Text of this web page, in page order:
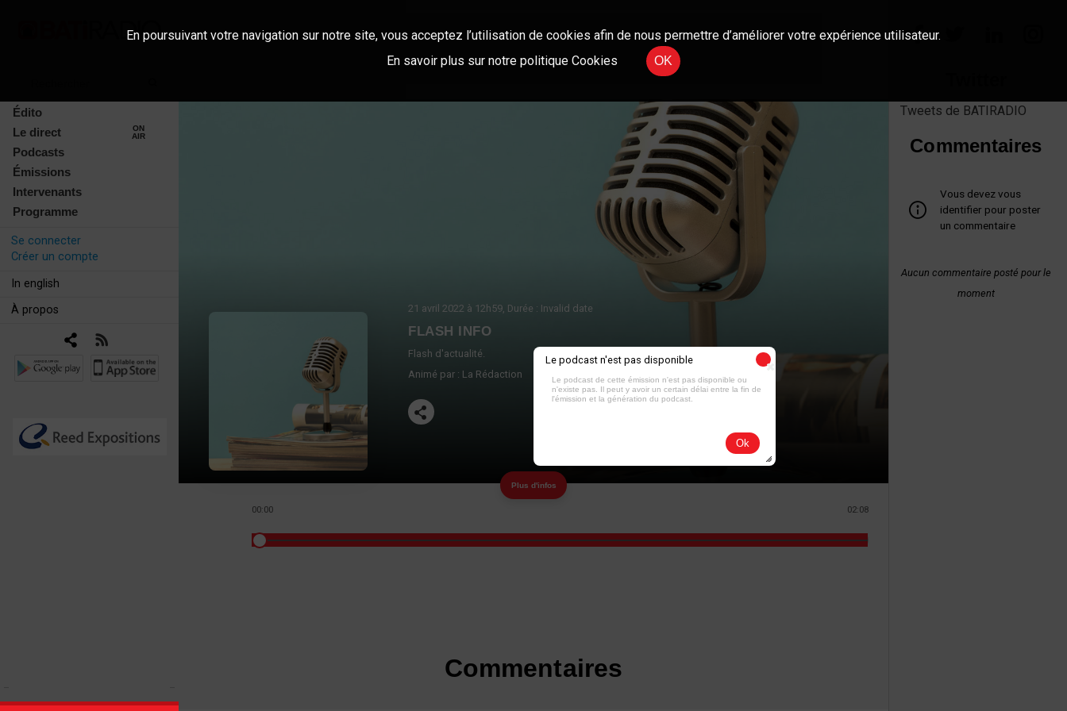
Édito
Le direct
ON
AIR
Podcasts
Émissions
Intervenants
Programme
Se connecter
Créer un compte
In english
À propos
21 avril 2022 à 12h59, Durée : Invalid date
FLASH INFO
Flash d'actualité.
Animé par : La Rédaction
Plus d'infos
00:00 02:08
Commentaires
Tweets de BATIRADIO
Commentaires
Vous devez vous
identifier pour poster
un commentaire
Aucun commentaire posté pour le
moment
En poursuivant votre navigation sur notre site, vous acceptez l’utilisation de cookies afin de nous permettre d’améliorer votre expérience utilisateur.
En savoir plus sur notre politique Cookies
OK
Le podcast n'est pas disponible
Le podcast de cette émission n'est pas disponible ou
n'existe pas. Il peut y avoir un certain délai entre la fin de
l'émission et la génération du podcast.
Ok